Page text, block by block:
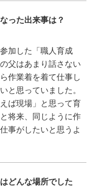
った出来事は？
加した「職人育成
父はあまり話さない
作業着を着て仕事し
と思っていました。
ば現場」と思って育
将来、同じように作
事がしたいと思うよ
どんな場所でした